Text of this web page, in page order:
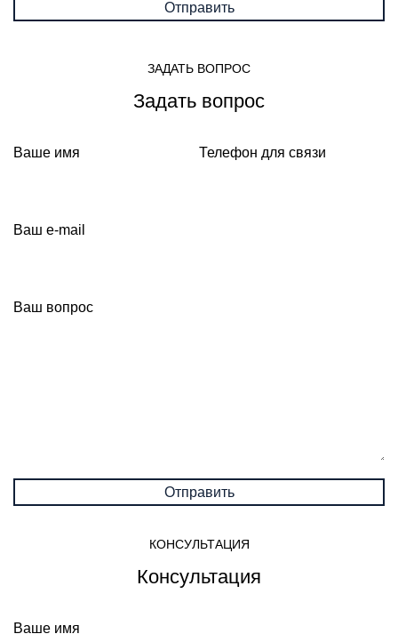
ЗАДАТЬ ВОПРОС
Задать вопрос
Ваше имя Телефон для связи
Ваш e-mail
Ваш вопрос
КОНСУЛЬТАЦИЯ
Консультация
Ваше имя